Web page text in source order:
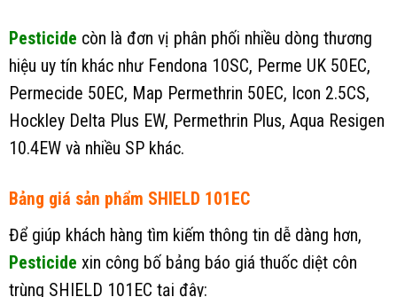
Pesticide còn là đơn vị phân phối nhiều dòng thương
hiệu uy tín khác như Fendona 10SC, Perme UK 50EC,
Permecide 50EC, Map Permethrin 50EC, Icon 2.5CS,
Hockley Delta Plus EW, Permethrin Plus, Aqua Resigen
10.4EW và nhiều SP khác.
Bảng giá sản phẩm SHIELD 101EC
Để giúp khách hàng tìm kiếm thông tin dễ dàng hơn,
Pesticide xin công bố bảng báo giá thuốc diệt côn
trùng SHIELD 101EC tại đây: